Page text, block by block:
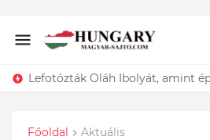
Főoldal Aktuális